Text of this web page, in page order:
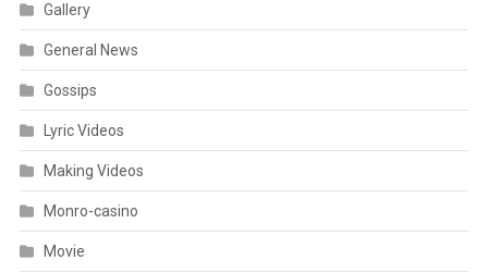
Gallery
General News
Gossips
Lyric Videos
Making Videos
Monro-casino
Movie